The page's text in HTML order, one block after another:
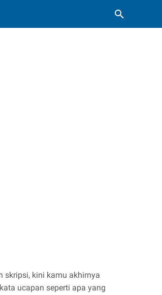
skripsi, kini kamu akhirnya
ucapan seperti apa yang